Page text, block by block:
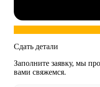
Сдать детали
Заполните заявку, мы
вами свяжемся.